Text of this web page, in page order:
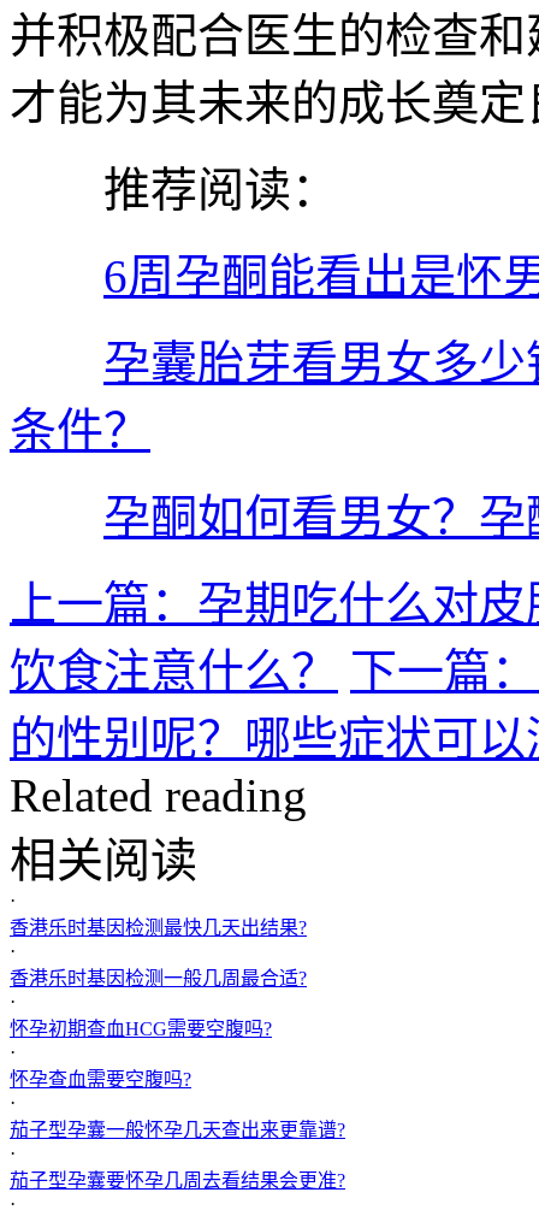
并积极配合医生的检查
才能为其未来的成长奠
推荐阅读：
6周孕酮能看出是怀
孕囊胎芽看男女多
条件？
孕酮如何看男女？
上一篇：孕期吃什么对
饮食注意什么？
下一篇
的性别呢？哪些症状可
Related reading
相关阅读
·
香港乐时基因检测最快几天出结果?
·
香港乐时基因检测一般几周最合适?
·
怀孕初期查血HCG需要空腹吗?
·
怀孕查血需要空腹吗?
·
茄子型孕囊一般怀孕几天查出来更靠谱?
·
茄子型孕囊要怀孕几周去看结果会更准?
·